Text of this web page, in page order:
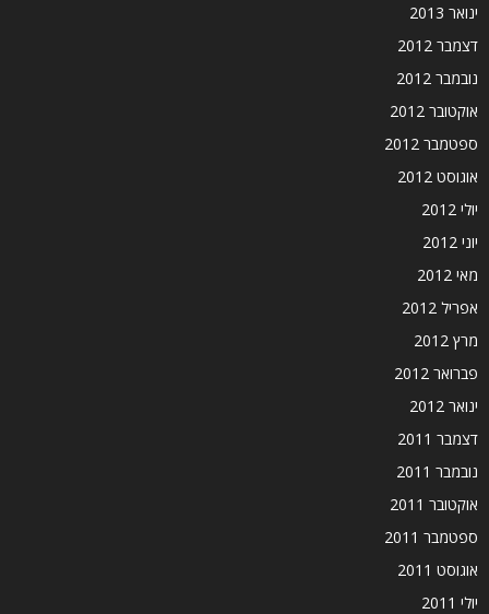
ינואר 2013
דצמבר 2012
נובמבר 2012
אוקטובר 2012
ספטמבר 2012
אוגוסט 2012
יולי 2012
יוני 2012
מאי 2012
אפריל 2012
מרץ 2012
פברואר 2012
ינואר 2012
דצמבר 2011
נובמבר 2011
אוקטובר 2011
ספטמבר 2011
אוגוסט 2011
יולי 2011